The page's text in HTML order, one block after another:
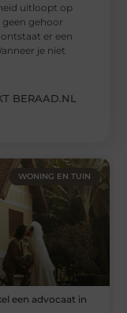
uitloopt op
gehoor
er een
je niet
BERAAD.NL
WONING EN TUIN
een advocaat in